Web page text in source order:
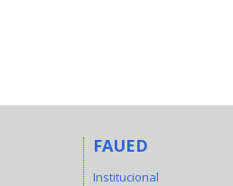
FAUED
Institucional